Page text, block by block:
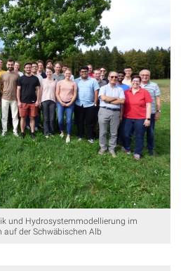
und Hydrosystemmodellierung im
der Schwäbischen Alb